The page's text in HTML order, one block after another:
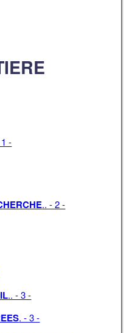
-
.. - 2 -
.. - 3 -
. - 3 -